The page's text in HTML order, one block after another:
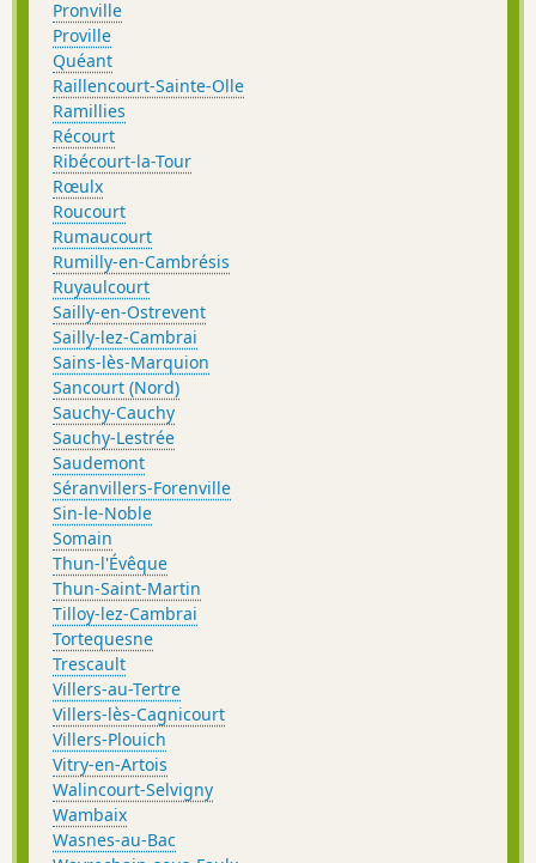
Pronville
Proville
Quéant
Raillencourt-Sainte-Olle
Ramillies
Récourt
Ribécourt-la-Tour
Rœulx
Roucourt
Rumaucourt
Rumilly-en-Cambrésis
Ruyaulcourt
Sailly-en-Ostrevent
Sailly-lez-Cambrai
Sains-lès-Marquion
Sancourt (Nord)
Sauchy-Cauchy
Sauchy-Lestrée
Saudemont
Séranvillers-Forenville
Sin-le-Noble
Somain
Thun-l'Évêque
Thun-Saint-Martin
Tilloy-lez-Cambrai
Tortequesne
Trescault
Villers-au-Tertre
Villers-lès-Cagnicourt
Villers-Plouich
Vitry-en-Artois
Walincourt-Selvigny
Wambaix
Wasnes-au-Bac